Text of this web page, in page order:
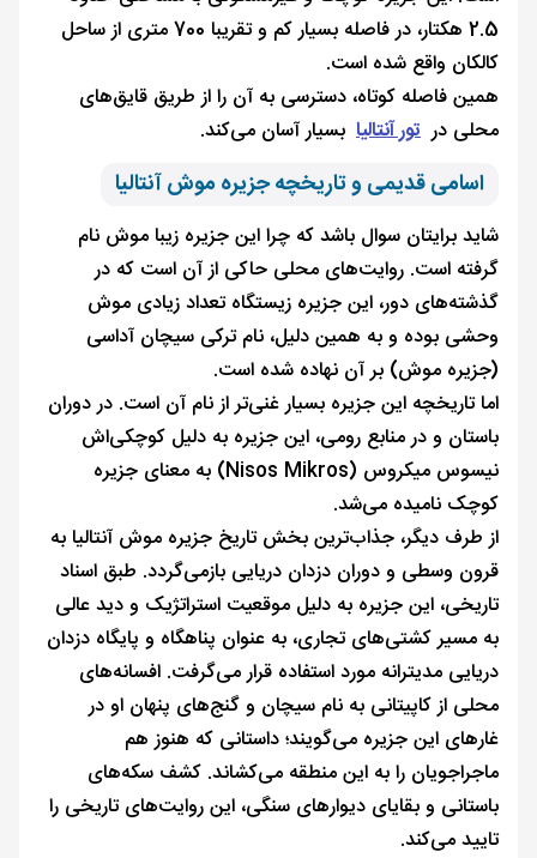
2.5 هکتار، در فاصله بسیار کم و تقریبا 700 متری از ساحل
کالکان واقع شده است.
همین فاصله کوتاه، دسترسی به آن را از طریق قایق‌های
محلی در تور آنتالیا بسیار آسان می‌کند.
اسامی قدیمی و تاریخچه جزیره موش آنتالیا
شاید برایتان سوال باشد که چرا این جزیره زیبا موش نام
گرفته است. روایت‌های محلی حاکی از آن است که در
گذشته‌های دور، این جزیره زیستگاه تعداد زیادی موش
وحشی بوده و به همین دلیل، نام ترکی سیچان آداسی
(جزیره موش) بر آن نهاده شده است.
اما تاریخچه این جزیره بسیار غنی‌تر از نام آن است. در دوران
باستان و در منابع رومی، این جزیره به دلیل کوچکی‌اش
نیسوس میکروس (Nisos Mikros) به معنای جزیره
کوچک نامیده می‌شد.
از طرف دیگر، جذاب‌ترین بخش تاریخ جزیره موش آنتالیا به
قرون وسطی و دوران دزدان دریایی بازمی‌گردد. طبق اسناد
تاریخی، این جزیره به دلیل موقعیت استراتژیک و دید عالی
به مسیر کشتی‌های تجاری، به عنوان پناهگاه و پایگاه دزدان
دریایی مدیترانه مورد استفاده قرار می‌گرفت. افسانه‌های
محلی از کاپیتانی به نام سیچان و گنج‌های پنهان او در
غارهای این جزیره می‌گویند؛ داستانی که هنوز هم
ماجراجویان را به این منطقه می‌کشاند. کشف سکه‌های
باستانی و بقایای دیوارهای سنگی، این روایت‌های تاریخی را
تایید می‌کند.